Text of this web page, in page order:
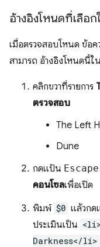
อ้างอิงโหนดที่เลือ
เมื่อตรวจสอบโหนด ข้อค
สามารถ อ้างอิงโหนดนี้
คลิกขวาที่รายการ
ตรวจสอบ
The Left
Dune
กดแป้น Escape
คอนโซลเพื่อเปิด
พิมพ์ $0 แล้วกด
ประเมินเป็น
Darkness</li>